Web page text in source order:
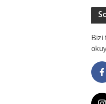
Bizi